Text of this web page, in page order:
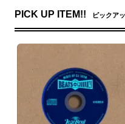
PICK UP ITEM!! ピックア